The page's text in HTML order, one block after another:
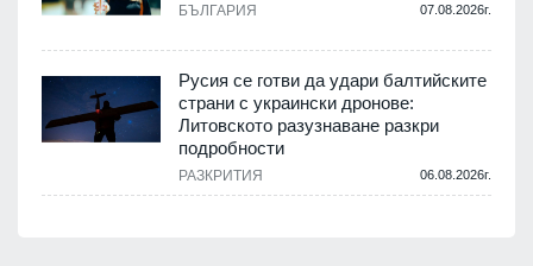
БЪЛГАРИЯ 07.08.2026г.
Русия се готви да удари балтийските
страни с украински дронове:
Литовското разузнаване разкри
подробности
РАЗКРИТИЯ 06.08.2026г.